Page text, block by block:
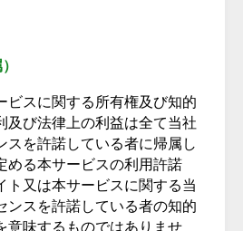
ビスに関する所有権及び知的
及び法律上の利益は全て当社
スを許諾している者に帰属し
める本サービスの利用許諾
ト又は本サービスに関する当
ンスを許諾している者の知的
意味するものではありませ